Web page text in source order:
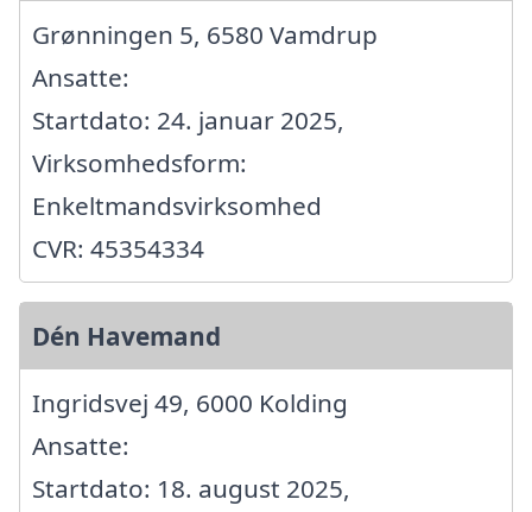
Grønningen 5, 6580 Vamdrup
Ansatte:
Startdato: 24. januar 2025,
Virksomhedsform:
Enkeltmandsvirksomhed
CVR: 45354334
Dén Havemand
Ingridsvej 49, 6000 Kolding
Ansatte:
Startdato: 18. august 2025,